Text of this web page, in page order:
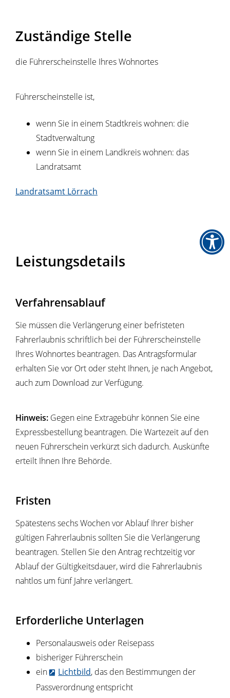
Zuständige Stelle
die Führerscheinstelle Ihres Wohnortes
Führerscheinstelle ist,
wenn Sie in einem Stadtkreis wohnen: die
Stadtverwaltung
wenn Sie in einem Landkreis wohnen: das
Landratsamt
Landratsamt Lörrach
Leistungsdetails
Verfahrensablauf
Sie müssen die Verlängerung einer befristeten
Fahrerlaubnis schriftlich bei der Führerscheinstelle
Ihres Wohnortes beantragen. Das Antragsformular
erhalten Sie vor Ort oder steht Ihnen, je nach Angebot,
auch zum Download zur Verfügung.
Hinweis: Gegen eine Extragebühr können Sie eine
Expressbestellung beantragen. Die Wartezeit auf den
neuen Führerschein verkürzt sich dadurch. Auskünfte
erteilt Ihnen Ihre Behörde.
Fristen
Spätestens sechs Wochen vor Ablauf Ihrer bisher
gültigen Fahrerlaubnis sollten Sie die Verlängerung
beantragen. Stellen Sie den Antrag rechtzeitig vor
Ablauf der Gültigkeitsdauer, wird die Fahrerlaubnis
nahtlos um fünf Jahre verlängert.
Erforderliche Unterlagen
Personalausweis oder Reisepass
bisheriger Führerschein
ein
Lichtbild, das den Bestimmungen der
Passverordnung entspricht